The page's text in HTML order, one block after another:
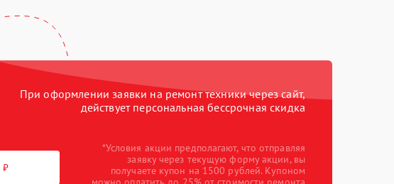
При оформлении заявки на ремонт техники через сайт,
действует персональная бессрочная скидка
₽
*Условия акции предполагают, что отправляя
заявку через текущую форму акции, вы
получаете купон на 1500 рублей. Купоном